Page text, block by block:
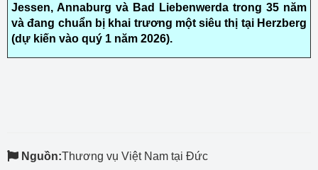
Jessen, Annaburg và Bad Liebenwerda trong 35 năm
và đang chuẩn bị khai trương một siêu thị tại Herzberg
(dự kiến vào quý 1 năm 2026).
Nguồn:Thương vụ Việt Nam tại Đức